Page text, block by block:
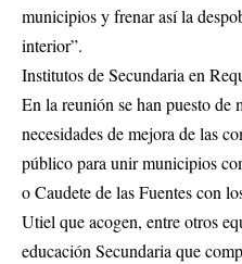
municipios y frenar así la
interior”.
Institutos de Secundaria en
En la reunión se han puesto de
necesidades de mejora de las
público para unir municipios
o Caudete de las Fuentes con
Utiel que acogen, entre otros
educación Secundaria que